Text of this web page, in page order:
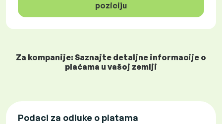
poziciju
Za kompanije: Saznajte detaljne informacije o
plaćama u vašoj zemlji
Podaci za odluke o platama